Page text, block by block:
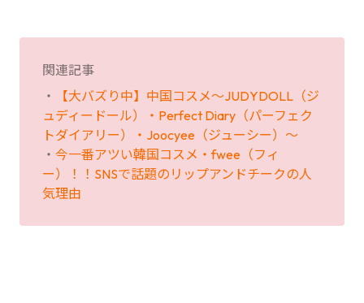
関連記事
・
【大バズり中】中国コスメ〜JUDYDOLL（ジ
ュディードール）・Perfect Diary（パーフェク
トダイアリー）・Joocyee（ジューシー）〜
・ 今一番アツい韓国コスメ・fwee（フィ
ー）！！SNSで話題のリップアンドチークの人
気理由